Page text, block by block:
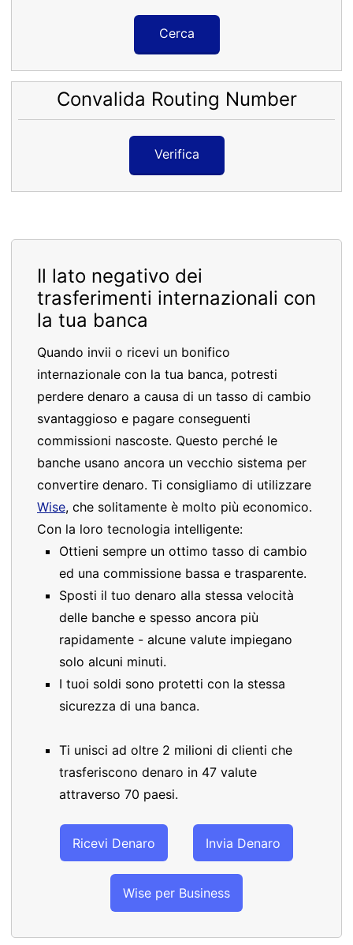
Cerca
Convalida Routing Number
Verifica
Il lato negativo dei
trasferimenti internazionali con
la tua banca
Quando invii o ricevi un bonifico
internazionale con la tua banca, potresti
perdere denaro a causa di un tasso di cambio
svantaggioso e pagare conseguenti
commissioni nascoste. Questo perché le
banche usano ancora un vecchio sistema per
convertire denaro. Ti consigliamo di utilizzare
Wise, che solitamente è molto più economico.
Con la loro tecnologia intelligente:
Ottieni sempre un ottimo tasso di cambio
ed una commissione bassa e trasparente.
Sposti il tuo denaro alla stessa velocità
delle banche e spesso ancora più
rapidamente - alcune valute impiegano
solo alcuni minuti.
I tuoi soldi sono protetti con la stessa
sicurezza di una banca.
Ti unisci ad oltre 2 milioni di clienti che
trasferiscono denaro in 47 valute
attraverso 70 paesi.
Ricevi Denaro Invia Denaro
Wise per Business